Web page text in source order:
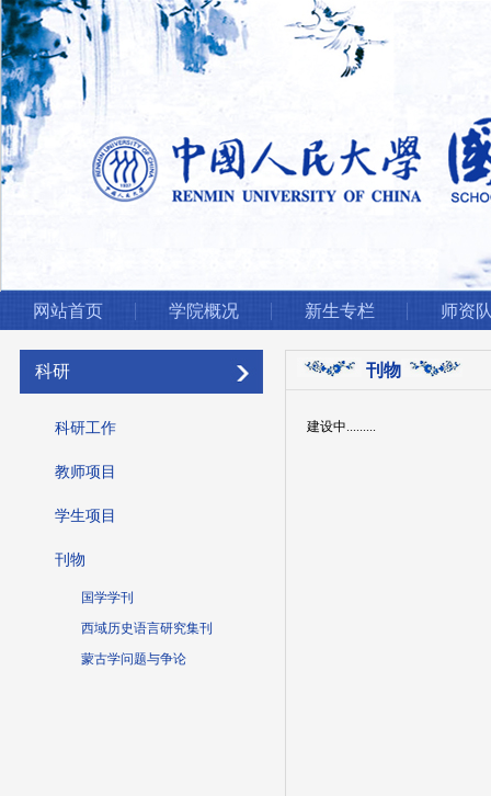
网站首页 学院概况 新生专栏 师资
科研
科研工作
教师项目
学生项目
刊物
国学学刊
西域历史语言研究集刊
蒙古学问题与争论
刊物
建设中.........